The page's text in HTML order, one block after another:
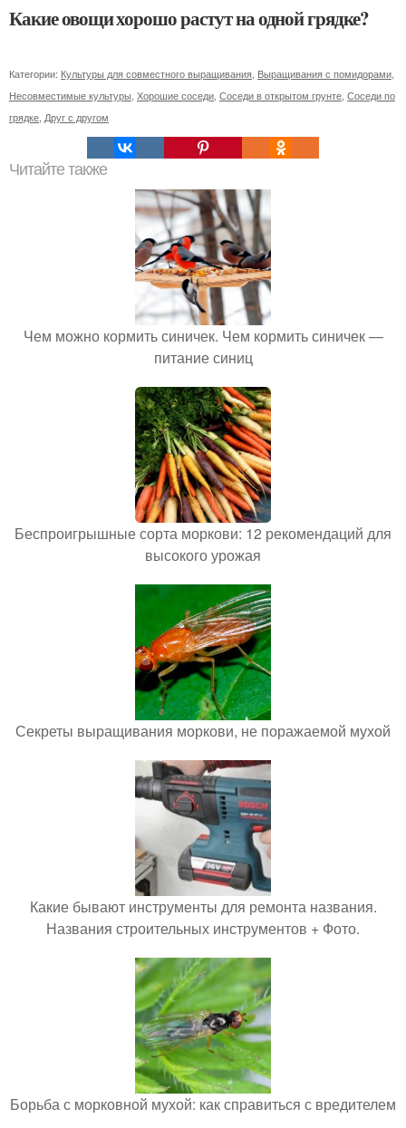
Какие овощи хорошо растут на одной грядке?
Категории: Культуры для совместного выращивания Выращивания с помидорами
Несовместимые культуры Хорошие соседи Соседи в открытом грунте Соседи по
грядке Друг с другом
Читайте также
Чем можно кормить синичек. Чем кормить синичек —
питание синиц
Беспроигрышные сорта моркови: 12 рекомендаций для
высокого урожая
Секреты выращивания моркови, не поражаемой мухой
Какие бывают инструменты для ремонта названия.
Названия строительных инструментов + Фото.
Борьба с морковной мухой: как справиться с вредителем